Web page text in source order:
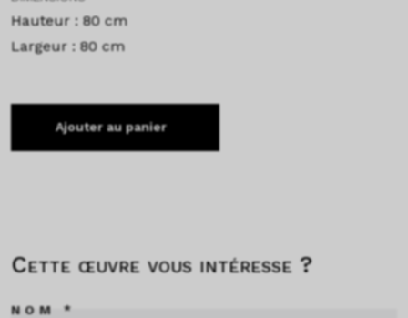
Hauteur : 80 cm
Largeur : 80 cm
Ajouter au panier
Cette œuvre vous intéresse ?
NOM *